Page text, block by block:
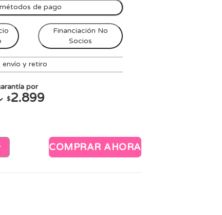
de pago
Financiación No
Socios
envío y retiro
por
$2.899
COMPRAR AHORA